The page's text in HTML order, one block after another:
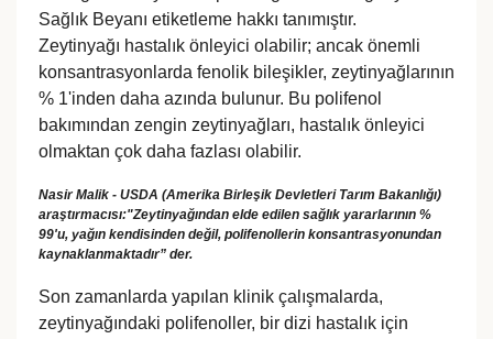
Sağlık Beyanı etiketleme hakkı tanımıştır.
Zeytinyağı hastalık önleyici olabilir; ancak önemli
konsantrasyonlarda fenolik bileşikler, zeytinyağlarının
% 1'inden daha azında bulunur. Bu polifenol
bakımından zengin zeytinyağları, hastalık önleyici
olmaktan çok daha fazlası olabilir.
Nasir Malik - USDA (Amerika Birleşik Devletleri Tarım Bakanlığı)
araştırmacısı:"Zeytinyağından elde edilen sağlık yararlarının %
99'u, yağın kendisinden değil, polifenollerin konsantrasyonundan
kaynaklanmaktadır” der.
Son zamanlarda yapılan klinik çalışmalarda,
zeytinyağındaki polifenoller, bir dizi hastalık için